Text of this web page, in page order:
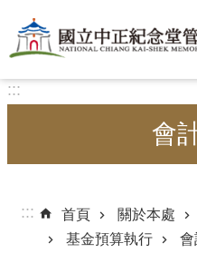
跳到主要內容區塊
:::
會
::: 首頁 關於本處
基金預算執行
會